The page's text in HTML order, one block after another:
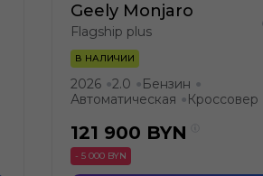
Geely Monjaro
Flagship plus
В НАЛИЧИИ
2026 ●2.0 ● Бензин ●
Автоматическая ● Кроссовер
121 900 BYN
- 5 000 BYN